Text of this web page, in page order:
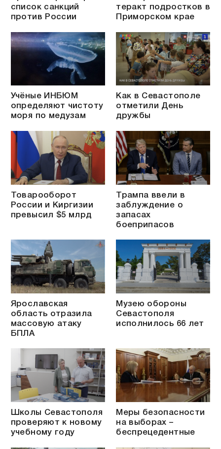
список санкций
против России
теракт подростков в
Приморском крае
Учёные ИНБЮМ
определяют чистоту
моря по медузам
Как в Севастополе
отметили День
дружбы
Товарооборот
России и Киргизии
превысил $5 млрд
Трампа ввели в
заблуждение о
запасах
боеприпасов
Ярославская
область отразила
массовую атаку
БПЛА
Музею обороны
Севастополя
исполнилось 66 лет
Школы Севастополя
проверяют к новому
учебному году
Меры безопасности
на выборах –
беспрецедентные